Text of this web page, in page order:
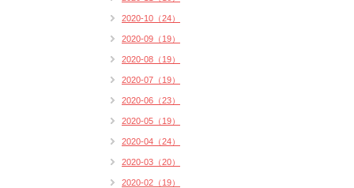
2020-10（24）
2020-09（19）
2020-08（19）
2020-07（19）
2020-06（23）
2020-05（19）
2020-04（24）
2020-03（20）
2020-02（19）